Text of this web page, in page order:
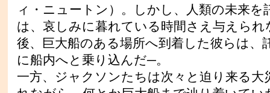
ィ・ニュートン）。しかし、人類の未来を
は、哀しみに暮れている時間さえ与えら
後、巨大船のある場所へ到着した彼らは、
に船内へと乗り込んだ─。
一方、ジャクソンたちは次々と迫り来る大